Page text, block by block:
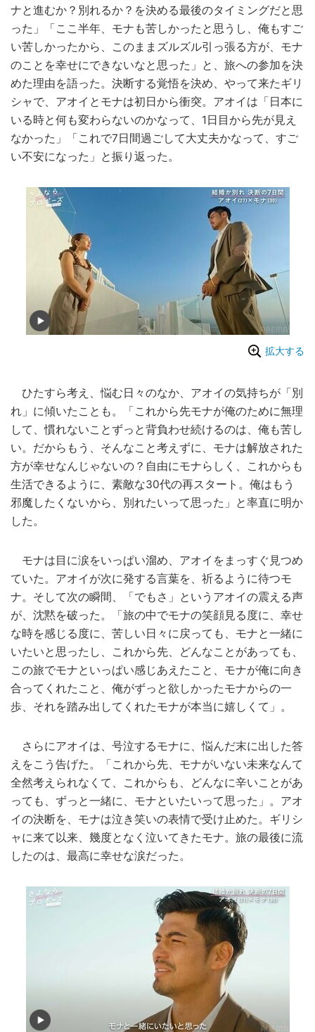
ナと進むか？別れるか？を決める最後のタイミングだと思
った」「ここ半年、モナも苦しかったと思うし、俺もすご
い苦しかったから、このままズルズル引っ張る方が、モナ
のことを幸せにできないなと思った」と、旅への参加を決
めた理由を語った。決断する覚悟を決め、やって来たギリ
シャで、アオイとモナは初日から衝突。アオイは「日本に
いる時と何も変わらないのかなって、1日目から先が見え
なかった」「これで7日間過ごして大丈夫かなって、すご
い不安になった」と振り返った。
拡大する
ひたすら考え、悩む日々のなか、アオイの気持ちが「別
れ」に傾いたことも。「これから先モナが俺のために無理
して、慣れないことずっと背負わせ続けるのは、俺も苦し
い。だからもう、そんなこと考えずに、モナは解放された
方が幸せなんじゃないの？自由にモナらしく、これからも
生活できるように、素敵な30代の再スタート。俺はもう
邪魔したくないから、別れたいって思った」と率直に明か
した。
モナは目に涙をいっぱい溜め、アオイをまっすぐ見つめ
ていた。アオイが次に発する言葉を、祈るように待つモ
ナ。そして次の瞬間、「でもさ」というアオイの震える声
が、沈黙を破った。「旅の中でモナの笑顔見る度に、幸せ
な時を感じる度に、苦しい日々に戻っても、モナと一緒に
いたいと思ったし、これから先、どんなことがあっても、
この旅でモナといっぱい感じあえたこと、モナが俺に向き
合ってくれたこと、俺がずっと欲しかったモナからの一
歩、それを踏み出してくれたモナが本当に嬉しくて」。
さらにアオイは、号泣するモナに、悩んだ末に出した答
えをこう告げた。「これから先、モナがいない未来なんて
全然考えられなくて、これからも、どんなに辛いことがあ
っても、ずっと一緒に、モナといたいって思った」。アオ
イの決断を、モナは泣き笑いの表情で受け止めた。ギリシ
ャに来て以来、幾度となく泣いてきたモナ。旅の最後に流
したのは、最高に幸せな涙だった。